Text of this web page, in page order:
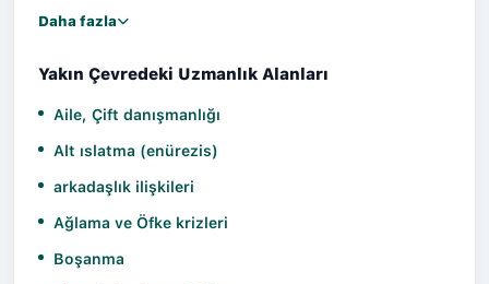
Daha fazla
Yakın Çevredeki Uzmanlık Alanları
Aile, Çift danışmanlığı
Alt ıslatma (enürezis)
arkadaşlık ilişkileri
Ağlama ve Öfke krizleri
Boşanma